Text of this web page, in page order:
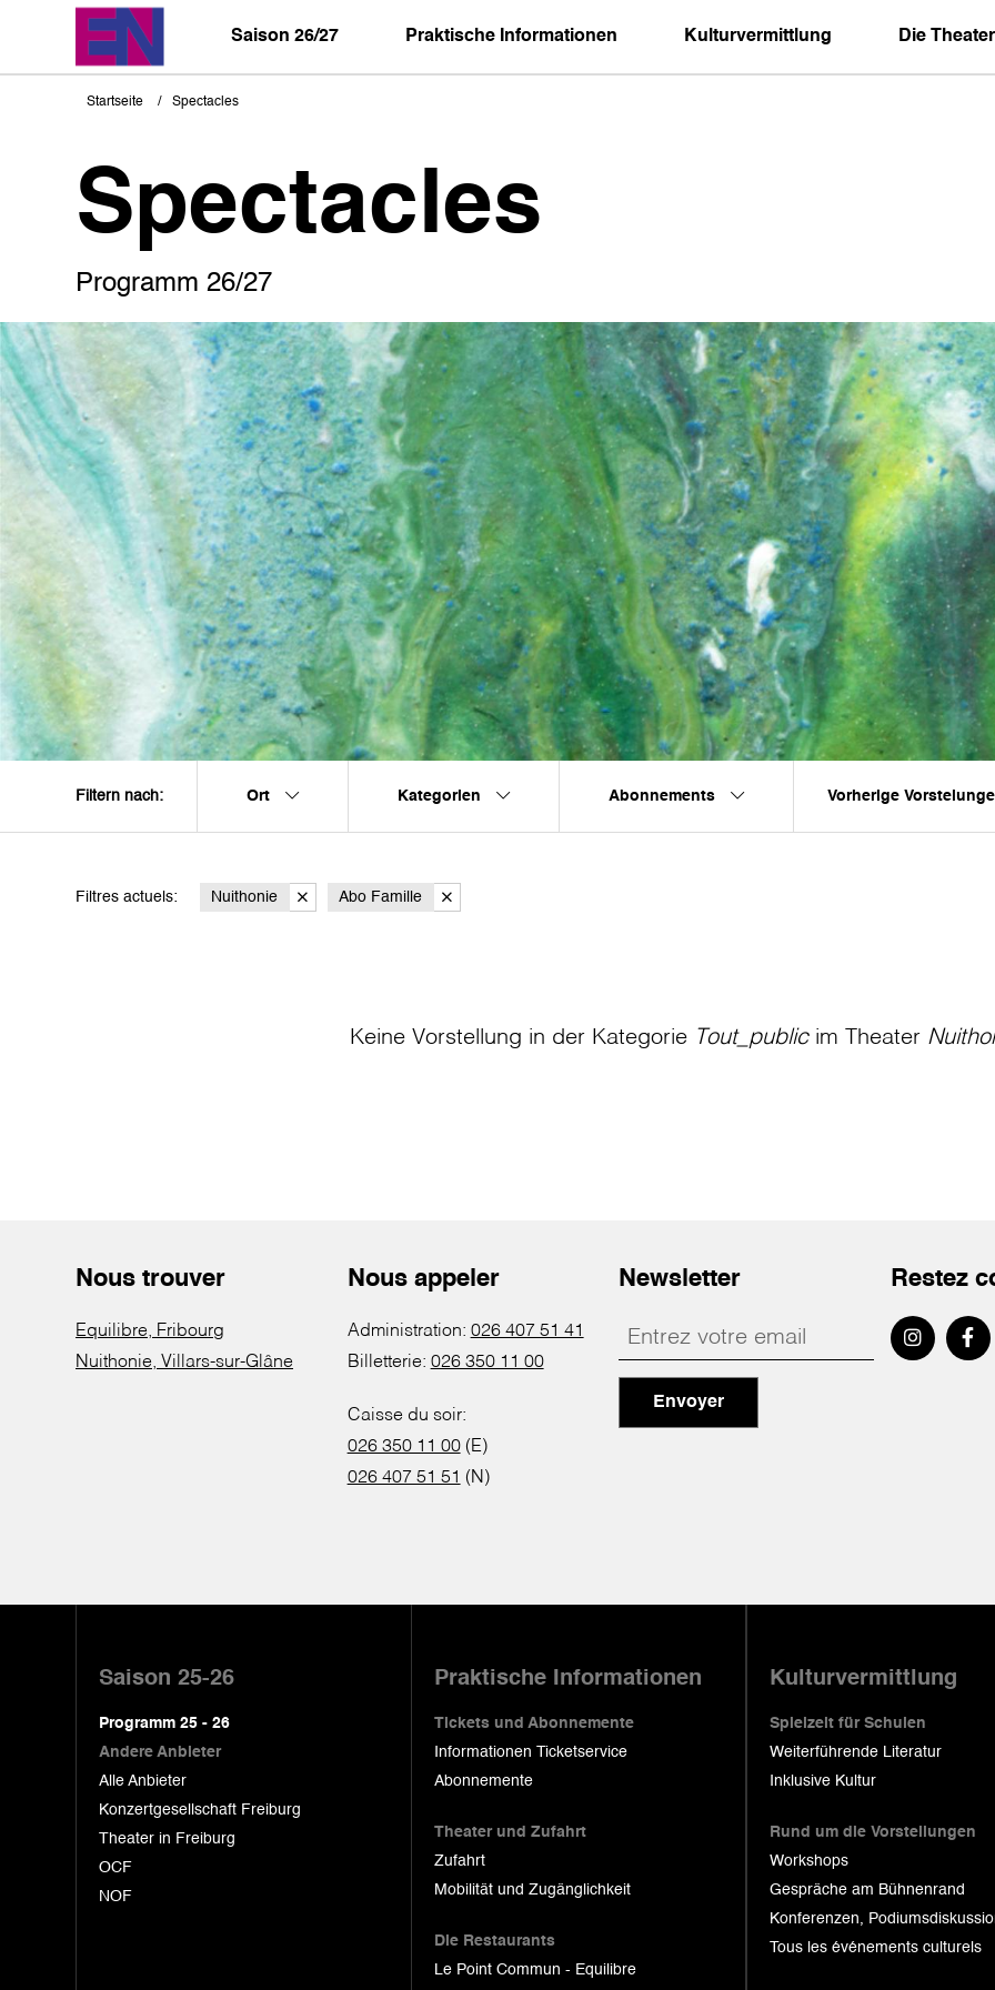
Saison 26/27 Praktische Informationen Kulturvermittlung Die Theater
Pfadnavigation
Startseite Spectacles
Spectacles
Programm 26/27
Filtern nach: Ort Kategorien Abonnements Vorherige
Filtres actuels: Nuithonie Abo Famille
Keine Vorstellung in der Kategorie Tout_publicim Theater
Nous trouver
Equilibre, Fribourg
Nuithonie, Villars-sur-Glâne
Nous appeler
Administration: 026 407 51 41
Billetterie: 026 350 11 00
Caisse du soir:
026 350 11 00(E)
026 407 51 51 (N)
Newsletter
Envoyer
Restez
Saison 25-26
Programm 25 - 26
Andere Anbieter
Alle Anbieter
Konzertgesellschaft Freiburg
Theater in Freiburg
OCF
NOF
Praktische Informationen
Tickets und Abonnemente
Informationen Ticketservice
Abonnemente
Theater und Zufahrt
Zufahrt
Mobilität und Zugänglichkeit
Die Restaurants
Le Point Commun - Equilibre
Kulturvermittlung
Spielzeit für Schulen
Weiterführende Literatur
Inklusive Kultur
Rund um die Vorstellungen
Workshops
Gespräche am Bühnenrand
Konferenzen,
Tous les événements culturels